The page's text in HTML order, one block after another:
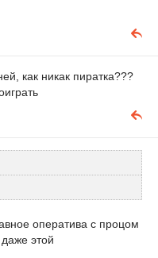
как никак пиратка???
оператива с процом
этой